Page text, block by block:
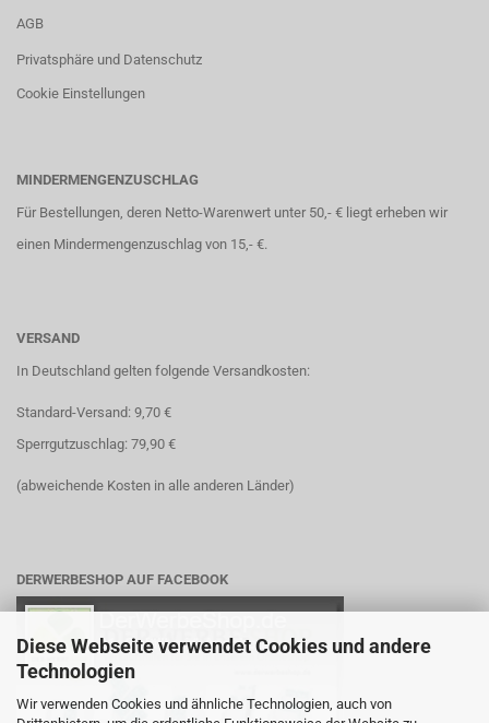
Diese Webseite verwendet Cookies und andere
Technologien
Wir verwenden Cookies und ähnliche Technologien, auch von
AGB
Privatsphäre und Datenschutz
Cookie Einstellungen
MINDERMENGENZUSCHLAG
Für Bestellungen, deren Netto-Warenwert unter 50,- € liegt erheben wir
einen Mindermengenzuschlag von 15,- €.
VERSAND
In Deutschland gelten folgende Versandkosten:
Standard-Versand: 9,70 €
Sperrgutzuschlag: 79,90 €
(abweichende Kosten in alle anderen Länder)
DERWERBESHOP AUF FACEBOOK